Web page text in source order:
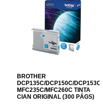
BROTHER
DCP135C/DCP150C/DCP153C/
MFC235C/MFC260C TINTA
CIAN ORIGINAL (300 PÁGS)